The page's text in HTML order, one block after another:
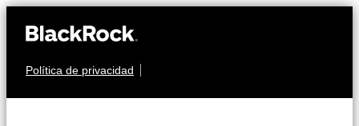
Política de privacidad